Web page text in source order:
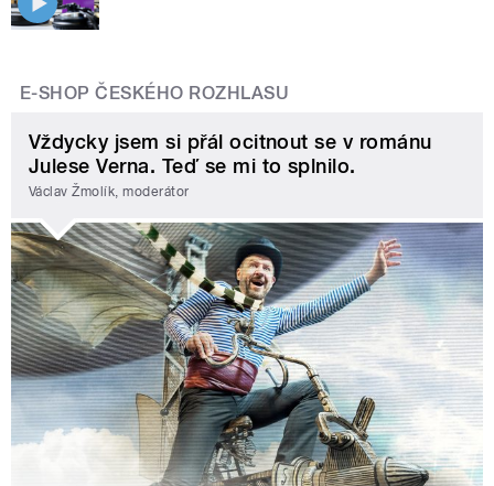
E-SHOP ČESKÉHO ROZHLASU
Vždycky jsem si přál ocitnout se v románu
Julese Verna. Teď se mi to splnilo.
Václav Žmolík, moderátor